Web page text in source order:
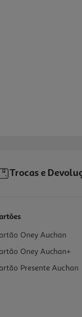
Trocas e
Oney Auchan
Oney Auchan+
Presente Auchan